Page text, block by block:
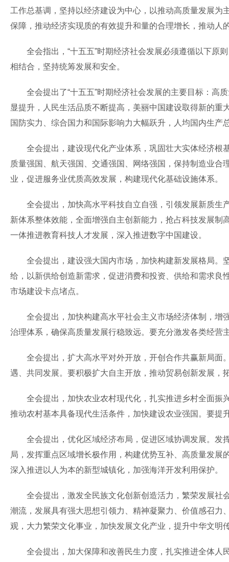
工作总基调，坚持以经济建设为中心，以推动高质量发展
保障，推动经济实现质的有效提升和量的合理增长，推动
全会指出，“十五五”时期经济社会发展必须遵循以下原
相结合，坚持统筹发展和安全。
全会提出了“十五五”时期经济社会发展的主要目标：高
显提升，人民生活品质不断提高，美丽中国建设取得新的
国防实力、综合国力和国际影响力大幅跃升，人均国内生
全会提出，建设现代化产业体系，巩固壮大实体经济根
质量强国、航天强国、交通强国、网络强国，保持制造业
业，促进服务业优质高效发展，构建现代化基础设施体系。
全会提出，加快高水平科技自立自强，引领发展新质生
新体系整体效能，全面增强自主创新能力，抢占科技发展
一体推进教育科技人才发展，深入推进数字中国建设。
全会提出，建设强大国内市场，加快构建新发展格局。
给，以新供给创造新需求，促进消费和投资、供给和需求
市场建设卡点堵点。
全会提出，加快构建高水平社会主义市场经济体制，增
治理体系，确保高质量发展行稳致远。要充分激发各类经
全会提出，扩大高水平对外开放，开创合作共赢新局面
遇、共同发展。要积极扩大自主开放，推动贸易创新发展，
全会提出，加快农业农村现代化，扎实推进乡村全面振兴
推动农村基本具备现代生活条件，加快建设农业强国。要
全会提出，优化区域经济布局，促进区域协调发展。发
局，发挥重点区域增长极作用，构建优势互补、高质量发
深入推进以人为本的新型城镇化，加强海洋开发利用保护。
全会提出，激发全民族文化创新创造活力，繁荣发展社
潮流，发展具有强大思想引领力、精神凝聚力、价值感召
观，大力繁荣文化事业，加快发展文化产业，提升中华文明
全会提出，加大保障和改善民生力度，扎实推进全体人